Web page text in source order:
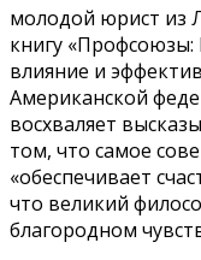
молодой юрист из
книгу
влияние и
Американской
восхваляет
том, что самое
«обеспечивает
что великий
благородном